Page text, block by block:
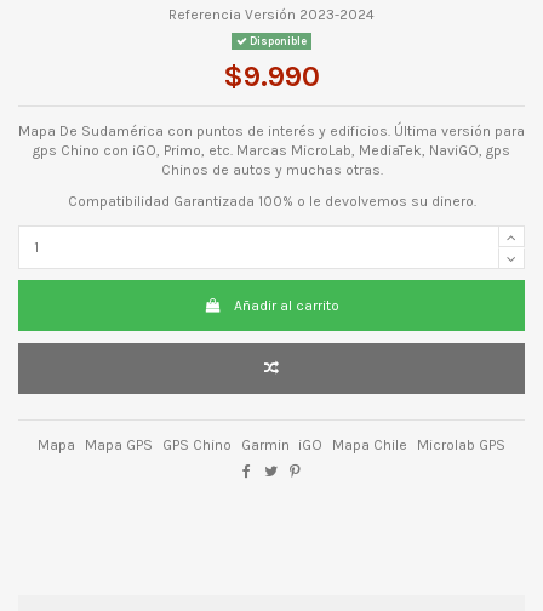
Referencia Versión 2023-2024
Disponible
$9.990
Mapa De Sudamérica con puntos de interés y edificios. Última versión para
gps Chino con iGO, Primo, etc. Marcas MicroLab, MediaTek, NaviGO, gps
Chinos de autos y muchas otras.
Compatibilidad Garantizada 100% o le devolvemos su dinero.
Añadir al carrito
Mapa Mapa GPS GPS Chino Garmin iGO Mapa Chile Microlab GPS